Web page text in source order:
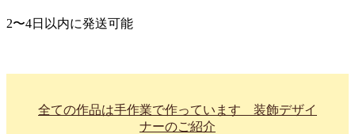
2〜4日以内に発送可能
全ての作品は手作業で作っています 装飾デザイ
ナーのご紹介